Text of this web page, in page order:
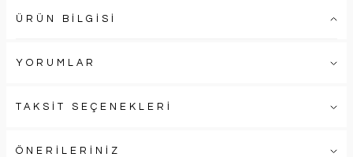
ÜRÜN BİLGİSİ
YORUMLAR
TAKSİT SEÇENEKLERİ
ÖNERİLERİNİZ